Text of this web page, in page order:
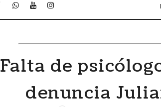
Falta de
denuncia